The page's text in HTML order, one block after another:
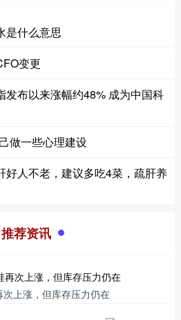
是什么意思
变更
发布以来涨幅约48% 成为中国科
做一些心理建设
好人不老，建议多吃4菜，疏肝养
推荐资讯
上涨，但库存压力仍在